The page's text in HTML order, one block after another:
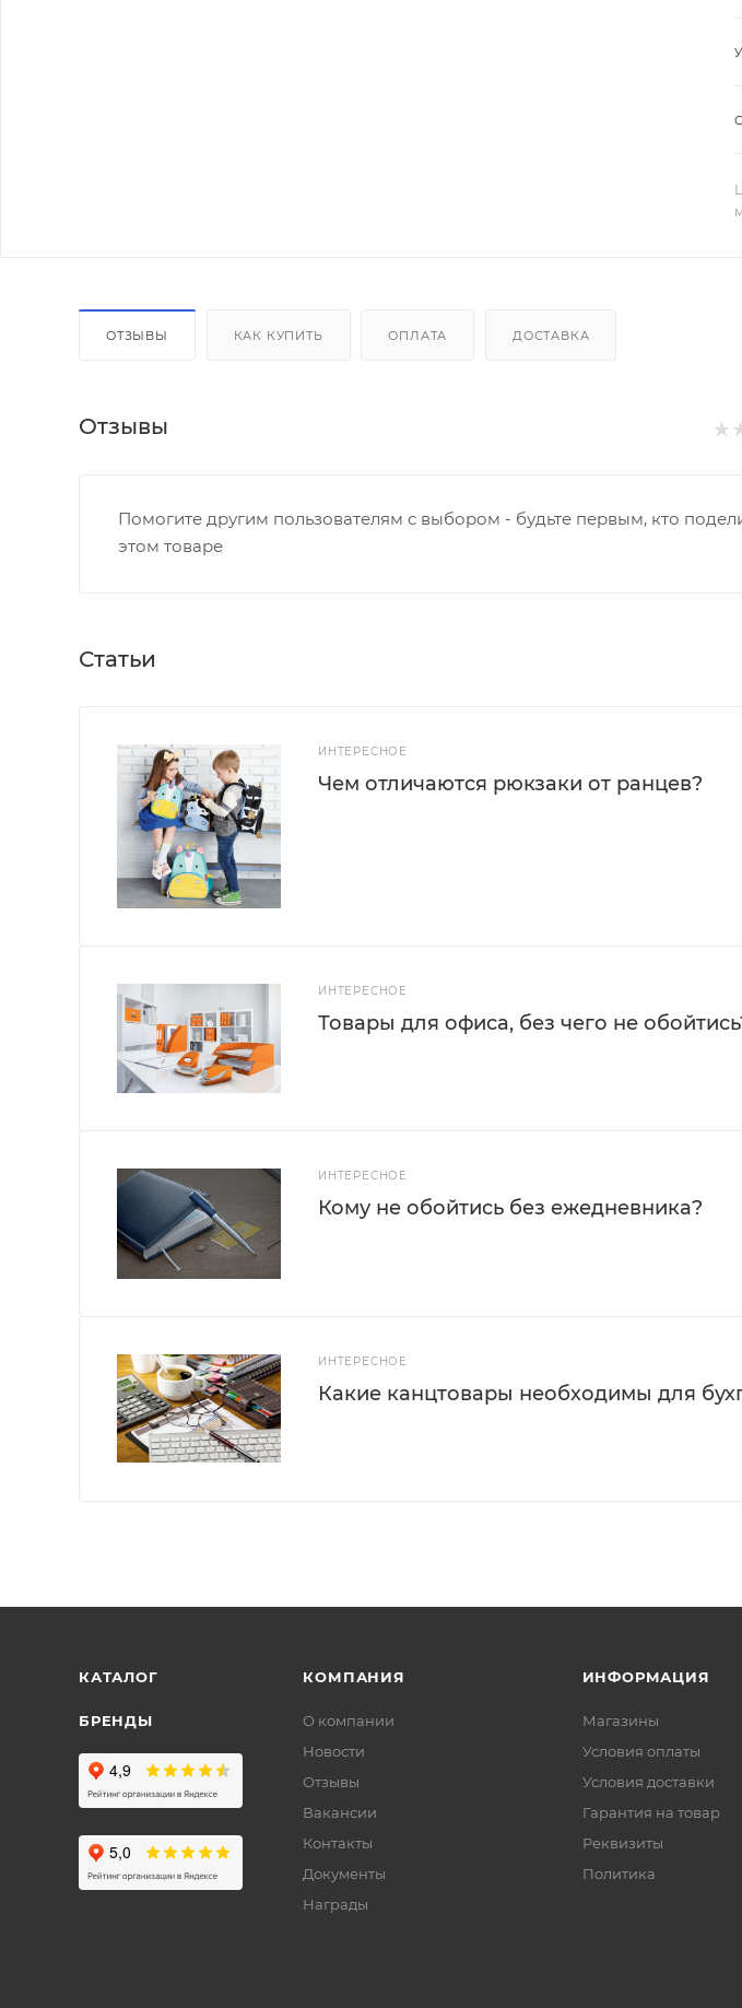
ОТЗЫВЫ КАК КУПИТЬ ОПЛАТА ДОСТАВКА
Отзывы
Помогите другим пользователям с выбором - будьте первым, кто
этом товаре
Статьи
ИНТЕРЕСНОЕ
Чем отличаются рюкзаки от ранцев?
ИНТЕРЕСНОЕ
Товары для офиса, без чего не
ИНТЕРЕСНОЕ
Кому не обойтись без ежедневника?
ИНТЕРЕСНОЕ
Какие канцтовары необходимы для
КАТАЛОГ
БРЕНДЫ
КОМПАНИЯ
О компании
Новости
Отзывы
Вакансии
Контакты
Документы
Награды
ИНФОРМАЦИЯ
Магазины
Условия оплаты
Условия доставки
Гарантия на товар
Реквизиты
Политика